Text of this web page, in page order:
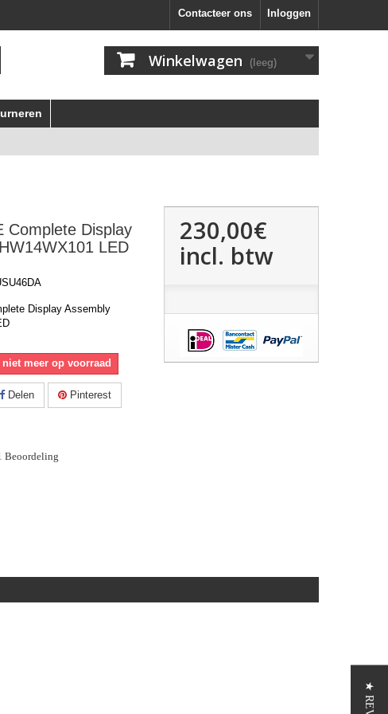
Inloggen
Contacteer ons
Winkelwagen (leeg)
Complete Display
LED
Display Assembly
meer op voorraad
Delen Pinterest
Beoordeling
230,00€
incl. btw